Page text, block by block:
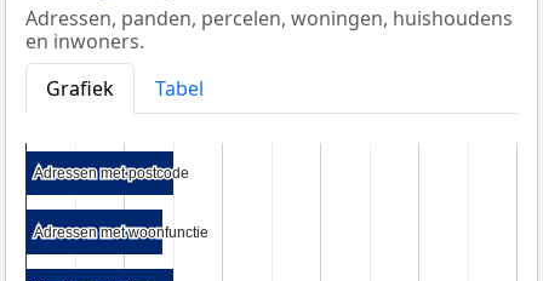
Adressen, panden, percelen, woningen, huishoudens
en inwoners.
Grafiek
Tabel
Adressen met postcode
Adressen met postcode
Adressen met woonfunctie
Adressen met woonfunctie